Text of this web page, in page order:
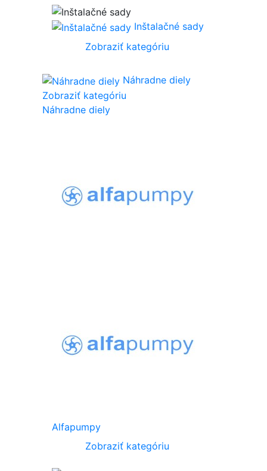
Inštalačné sady
Zobraziť kategóriu
Náhradne diely
Zobraziť kategóriu
Náhradne diely
Alfapumpy
Zobraziť kategóriu